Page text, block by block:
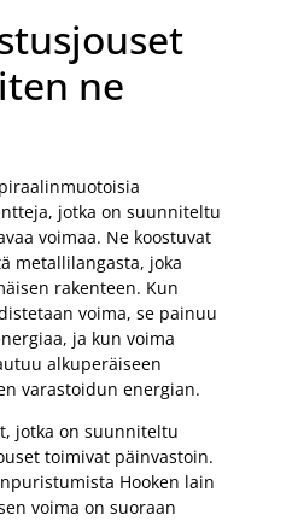
ne
jotka on suunniteltu
voimaa. Ne koostuvat
metallilangasta, joka
rakenteen. Kun
voima, se painuu
ja kun voima
alkuperäiseen
varastoidun energian.
jotka on suunniteltu
toimivat päinvastoin.
Hooken lain
voima on suoraan